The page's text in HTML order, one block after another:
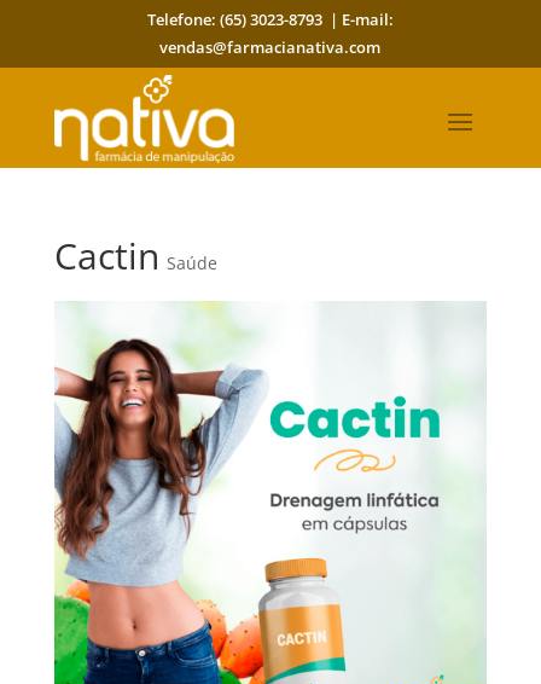
Telefone: (65) 3023-8793 | E-mail:
vendas@farmacianativa.com
Cactin Saúde